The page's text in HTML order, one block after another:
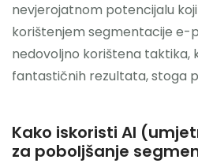
nevjerojatnom potencijalu
korištenjem segmentacije e-
nedovoljno korištena taktika,
fantastičnih rezultata, stoga
Kako iskoristi AI
za poboljšanje